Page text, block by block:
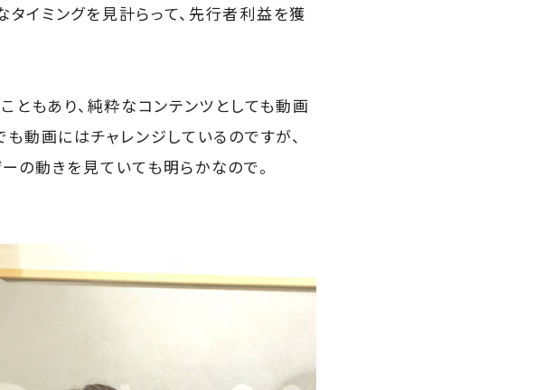
イミングを見計らって、先行者利益を獲
ともあり、純粋なコンテンツとしても動画
動画にはチャレンジしているのですが、
の動きを見ていても明らかなので。